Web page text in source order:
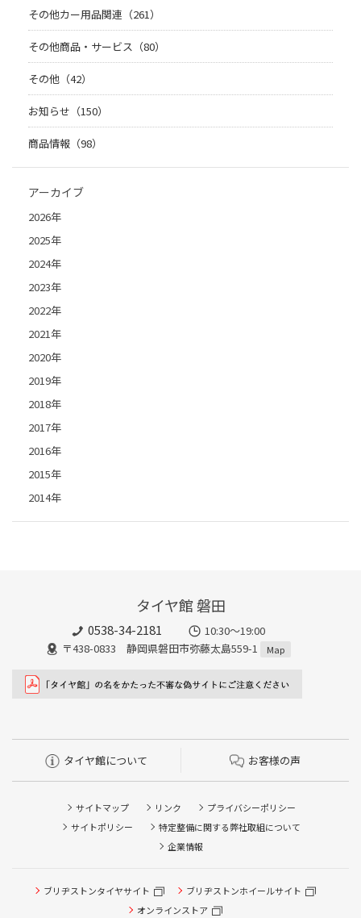
その他カー用品関連（261）
その他商品・サービス（80）
その他（42）
お知らせ（150）
商品情報（98）
アーカイブ
2026年
2025年
2024年
2023年
2022年
2021年
2020年
2019年
2018年
2017年
2016年
2015年
2014年
タイヤ館 磐田
0538-34-2181
10:30～19:00
〒438-0833 静岡県磐田市弥藤太島559-1
Map
タイヤ館について お客様の声
サイトマップ リンク
プライバシーポリシー
サイトポリシー
特定整備に関する弊社取組について
企業情報
ブリヂストンタイヤサイト
ブリヂストンホイールサイト
オンラインストア
タイヤ点検・安全点検/タイヤ履き替え/オイル交換/その他
ピット作業の予約